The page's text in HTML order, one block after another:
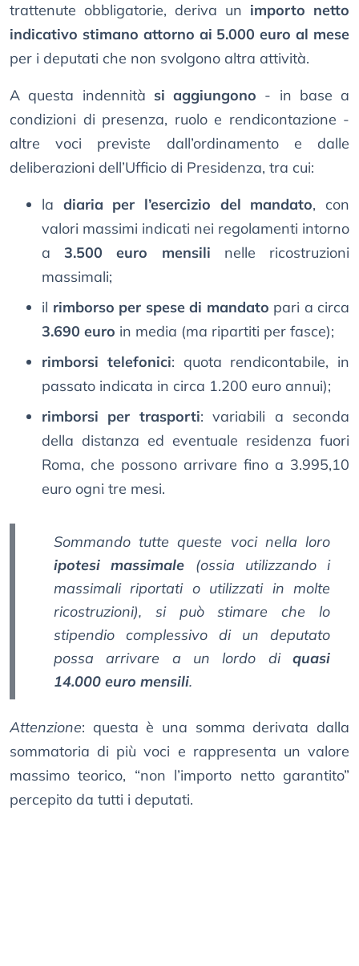
trattenute obbligatorie, deriva un importo netto
indicativo stimano attorno ai 5.000 euro al mese
per i deputati che non svolgono altra attività.
A questa indennità si aggiungono - in base a
condizioni di presenza, ruolo e rendicontazione -
altre voci previste dall’ordinamento e dalle
deliberazioni dell’Ufficio di Presidenza, tra cui:
la diaria per l’esercizio del mandato, con
valori massimi indicati nei regolamenti intorno
a3.500 euro mensili nelle ricostruzioni
massimali;
il rimborso per spese di mandato pari a circa
3.690 euro in media (ma ripartiti per fasce);
rimborsi telefonici: quota rendicontabile, in
passato indicata in circa 1.200 euro annui);
rimborsi per trasporti: variabili a seconda
della distanza ed eventuale residenza fuori
Roma, che possono arrivare fino a 3.995,10
euro ogni tre mesi.
Sommando tutte queste voci nella loro
ipotesi massimale (ossia utilizzando i
massimali riportati o utilizzati in molte
ricostruzioni), si può stimare che lo
stipendio complessivo di un deputato
possa arrivare a un lordo di quasi
14.000 euro mensili.
Attenzione: questa è una somma derivata dalla
sommatoria di più voci e rappresenta un valore
massimo teorico, “non l’importo netto garantito”
percepito da tutti i deputati.